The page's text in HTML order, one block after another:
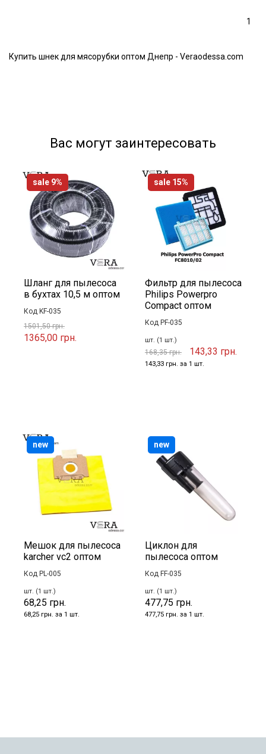
1
Купить шнек для мясорубки оптом Днепр - Veraodessa.com
Вас могут заинтересовать
Шланг для пылесоса
в бухтах 10,5 м оптом
Код KF-035
1501,50 грн.
1365,00 грн.
sale 9%
Фильтр для пылесоса
Philips Powerpro
Compact оптом
Код PF-035
шт. (1 шт.)
168,35 грн. 143,33 грн.
143,33 грн. за 1 шт.
sale 15%
Мешок для пылесоса
karcher vc2 оптом
Код PL-005
шт. (1 шт.)
68,25 грн.
68,25 грн. за 1 шт.
new
Циклон для
пылесоса оптом
Код FF-035
шт. (1 шт.)
477,75 грн.
477,75 грн. за 1 шт.
new